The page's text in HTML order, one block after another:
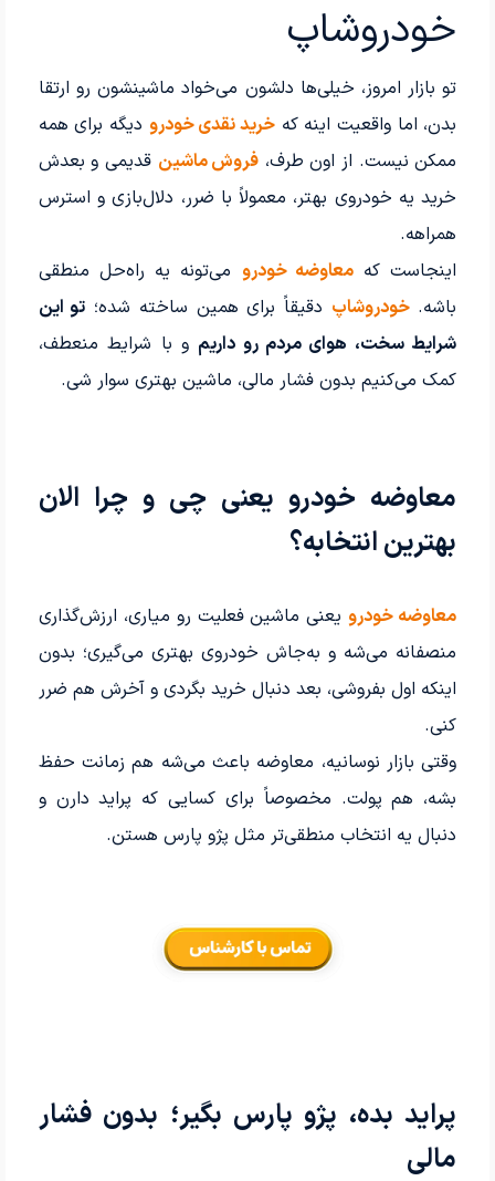
خودروشاپ
تو بازار امروز، خیلی‌ها دلشون می‌خواد ماشینشون رو ارتقا
بدن، اما واقعیت اینه که خرید نقدی خودرو دیگه برای همه
ممکن نیست. از اون طرف، فروش ماشین قدیمی و بعدش
خرید یه خودروی بهتر، معمولاً با ضرر، دلال‌بازی و استرس
همراهه.
اینجاست کهمعاوضه خودرو می‌تونه یه راه‌حل منطقی
باشه.خودروشاپ دقیقاً برای همین ساخته شده؛ تو این
شرایط سخت، هوای مردم رو داریم و با شرایط منعطف،
کمک می‌کنیم بدون فشار مالی، ماشین بهتری سوار شی.
معاوضه خودرو یعنی چی و چرا الان
بهترین انتخابه؟
معاوضه خودرویعنی ماشین فعلیت رو میاری، ارزش‌گذاری
منصفانه می‌شه و به‌جاش خودروی بهتری می‌گیری؛ بدون
اینکه اول بفروشی، بعد دنبال خرید بگردی و آخرش هم ضرر
کنی.
وقتی بازار نوسانیه، معاوضه باعث می‌شه هم زمانت حفظ
بشه، هم پولت. مخصوصاً برای کسایی که پراید دارن و
دنبال یه انتخاب منطقی‌تر مثل پژو پارس هستن.
پراید بده، پژو پارس بگیر؛ بدون فشار
مالی